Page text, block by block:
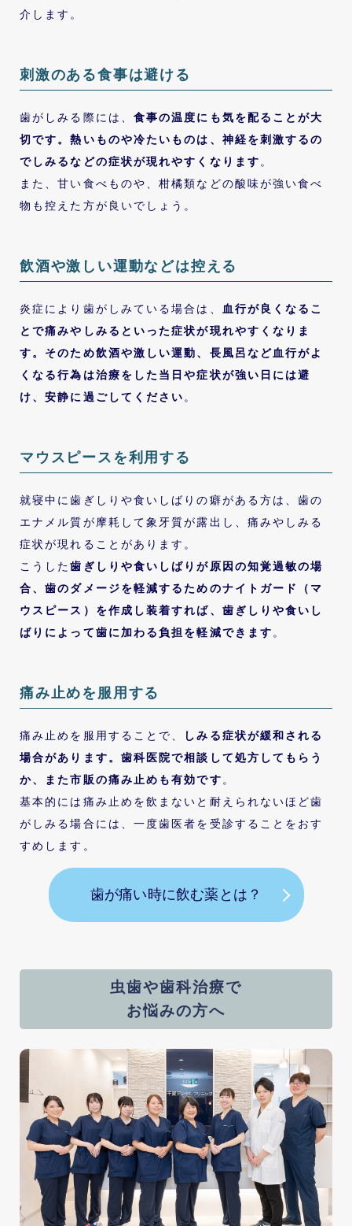
介します。
刺激のある食事は避ける
歯がしみる際には、 食事の温度にも気を配ることが大
切です。熱いものや冷たいものは、神経を刺激するの
でしみるなどの症状が現れやすくなります。
また、甘い食べものや、柑橘類などの酸味が強い食べ
物も控えた方が良いでしょう。
飲酒や激しい運動などは控える
炎症により歯がしみている場合は、 血行が良くなるこ
とで痛みやしみるといった症状が現れやすくなりま
す。そのため飲酒や激しい運動、長風呂など血行がよ
くなる行為は治療をした当日や症状が強い日には避
け、安静に過ごしてください。
マウスピースを利用する
就寝中に歯ぎしりや食いしばりの癖がある方は、歯の
エナメル質が摩耗して象牙質が露出し、痛みやしみる
症状が現れることがあります。
こうした歯ぎしりや食いしばりが原因の知覚過敏の場
合、歯のダメージを軽減するためのナイトガード（マ
ウスピース）を作成し装着すれば、歯ぎしりや食いし
ばりによって歯に加わる負担を軽減できます。
痛み止めを服用する
痛み止めを服用することで、
しみる症状が緩和される
場合があります。歯科医院で相談して処方してもらう
か、また市販の痛み止めも有効です。
基本的には痛み止めを飲まないと耐えられないほど歯
がしみる場合には、一度歯医者を受診することをおす
すめします。
歯が痛い時に飲む薬とは？
虫歯や歯科治療で
お悩みの方へ